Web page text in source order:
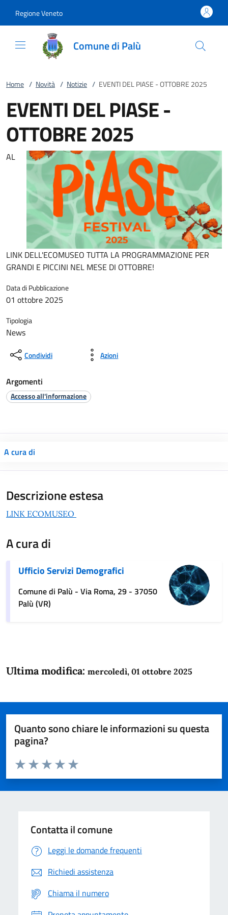
Regione Veneto
Comune di Palù
Home / Novità / Notizie / EVENTI DEL PIASE - OTTOBRE 2025
EVENTI DEL PIASE -
OTTOBRE 2025
AL
LINK DELL'ECOMUSEO TUTTA LA PROGRAMMAZIONE PER
GRANDI E PICCINI NEL MESE DI OTTOBRE!
Data di Pubblicazione
01 ottobre 2025
Tipologia
News
Condividi Azioni
Argomenti
Accesso all'informazione
A cura di
Descrizione estesa
LINK ECOMUSEO
A cura di
Ufficio Servizi Demografici
Comune di Palù - Via Roma, 29 - 37050
Palù (VR)
Ultima modifica: mercoledì, 01 ottobre 2025
Quanto sono chiare le informazioni su questa
pagina?
Domanda
Valuta da 1 a 5 stelle la pagina
Valuta 5 stelle su 5
Valuta 4 stelle su 5
Valuta 3 stelle su 5
Valuta 2 stelle su 5
Valuta 1 stelle su 5
Contatta il comune
Leggi le domande frequenti
Richiedi assistenza
Chiama il numero